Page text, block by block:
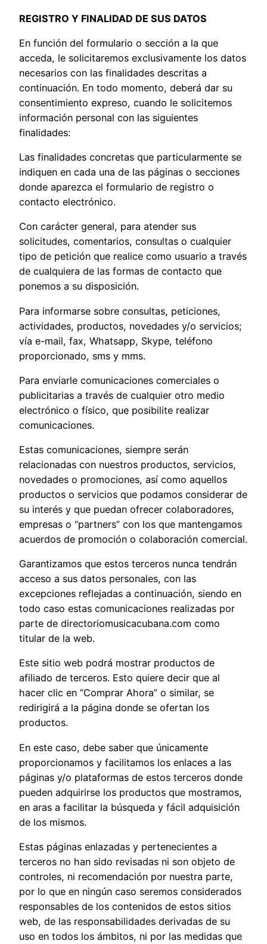
REGISTRO Y FINALIDAD DE SUS DATOS
En función del formulario o sección a la que
acceda, le solicitaremos exclusivamente los datos
necesarios con las finalidades descritas a
continuación. En todo momento, deberá dar su
consentimiento expreso, cuando le solicitemos
información personal con las siguientes
finalidades:
Las finalidades concretas que particularmente se
indiquen en cada una de las páginas o secciones
donde aparezca el formulario de registro o
contacto electrónico.
Con carácter general, para atender sus
solicitudes, comentarios, consultas o cualquier
tipo de petición que realice como usuario a través
de cualquiera de las formas de contacto que
ponemos a su disposición.
Para informarse sobre consultas, peticiones,
actividades, productos, novedades y/o servicios;
vía e-mail, fax, Whatsapp, Skype, teléfono
proporcionado, sms y mms.
Para enviarle comunicaciones comerciales o
publicitarias a través de cualquier otro medio
electrónico o físico, que posibilite realizar
comunicaciones.
Estas comunicaciones, siempre serán
relacionadas con nuestros productos, servicios,
novedades o promociones, así como aquellos
productos o servicios que podamos considerar de
su interés y que puedan ofrecer colaboradores,
empresas o “partners” con los que mantengamos
acuerdos de promoción o colaboración comercial.
Garantizamos que estos terceros nunca tendrán
acceso a sus datos personales, con las
excepciones reflejadas a continuación, siendo en
todo caso estas comunicaciones realizadas por
parte de directoriomusicacubana.com como
titular de la web.
Este sitio web podrá mostrar productos de
afiliado de terceros. Esto quiere decir que al
hacer clic en “Comprar Ahora” o similar, se
redirigirá a la página donde se ofertan los
productos.
En este caso, debe saber que únicamente
proporcionamos y facilitamos los enlaces a las
páginas y/o plataformas de estos terceros donde
pueden adquirirse los productos que mostramos,
en aras a facilitar la búsqueda y fácil adquisición
de los mismos.
Estas páginas enlazadas y pertenecientes a
terceros no han sido revisadas ni son objeto de
controles, ni recomendación por nuestra parte,
por lo que en ningún caso seremos considerados
responsables de los contenidos de estos sitios
web, de las responsabilidades derivadas de su
uso en todos los ámbitos, ni por las medidas que